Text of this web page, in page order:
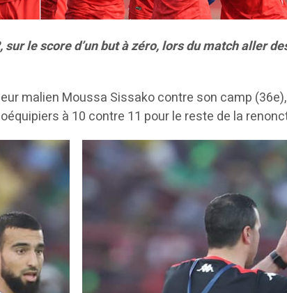
le score d’un but à zéro, lors du match aller
malien Moussa Sissako contre son camp
à 10 contre 11 pour le reste de la